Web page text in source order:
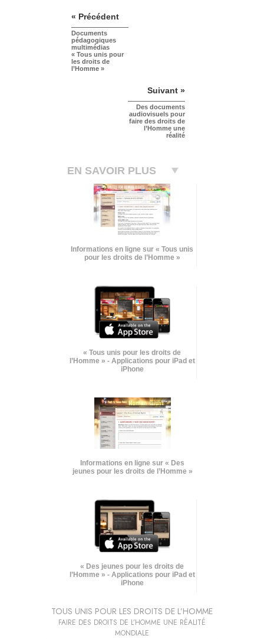
« Précédent
Documents
pédagogiques
multimédias
« Tous unis pour
les droits de
l’Homme »
Suivant »
Des documents
audiovisuels pour
faire des droits de
l’Homme une
réalité
EN SAVOIR PLUS
Informations en ligne sur « Tous unis
pour les droits de l’Homme »
« Tous unis pour les droits de
l’Homme » - Applications pour iPad et
iPhone
Informations en ligne sur « Des
jeunes pour les droits de l’Homme »
« Des jeunes pour les droits de
l’Homme » - Applications pour iPad et
iPhone
TOUS UNIS POUR LES DROITS DE L’HOMME
FAIRE DES DROITS DE L’HOMME UNE RÉALITÉ
MONDIALE